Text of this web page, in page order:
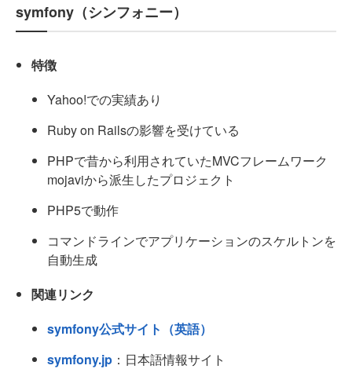
symfony（シンフォニー）
特徴
Yahoo!での実績あり
Ruby on Railsの影響を受けている
PHPで昔から利用されていたMVCフレームワーク
mojaviから派生したプロジェクト
PHP5で動作
コマンドラインでアプリケーションのスケルトンを
自動生成
関連リンク
symfony公式サイト（英語）
symfony.jp ：日本語情報サイト